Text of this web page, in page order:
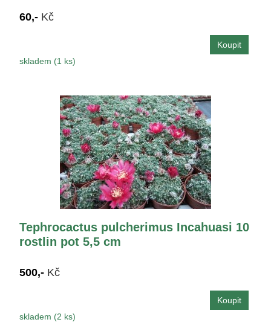
60,- Kč
skladem (1 ks)
Tephrocactus pulcherimus Incahuasi 10
rostlin pot 5,5 cm
500,- Kč
skladem (2 ks)